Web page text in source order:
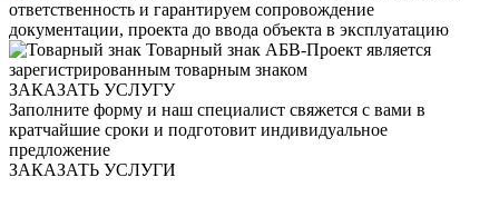
ответственность и гарантируем сопровождение
документации, проекта до ввода объекта в эксплуатацию
Товарный знак АБВ-Проект является
зарегистрированным товарным знаком
ЗАКАЗАТЬ УСЛУГУ
Заполните форму и наш специалист свяжется с вами в
кратчайшие сроки и подготовит индивидуальное
предложение
ЗАКАЗАТЬ УСЛУГИ